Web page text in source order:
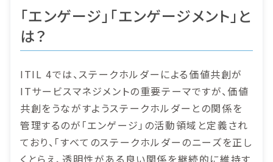
「エンゲージ」「エンゲージメント」と
は？
ITIL 4では、ステークホルダーによる価値共創が
ITサービスマネジメントの重要テーマですが、価値
共創をうながすようステークホルダーとの関係を
管理するのが「エンゲージ」の活動領域と定義され
ており、「すべてのステークホルダーのニーズを正し
くとらえ、透明性がある良い関係を継続的に維持す